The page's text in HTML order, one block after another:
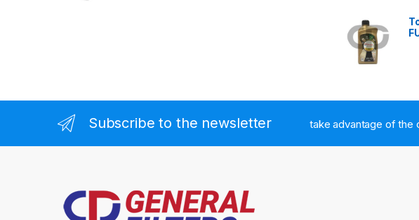
Subscribe to the newsletter take advantage of the